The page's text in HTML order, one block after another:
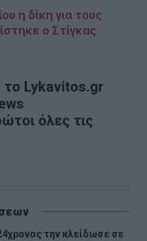
η δίκη για τους
ο Στίγκας
Lykavitos.gr
όλες τις
την κλείδωσε σε